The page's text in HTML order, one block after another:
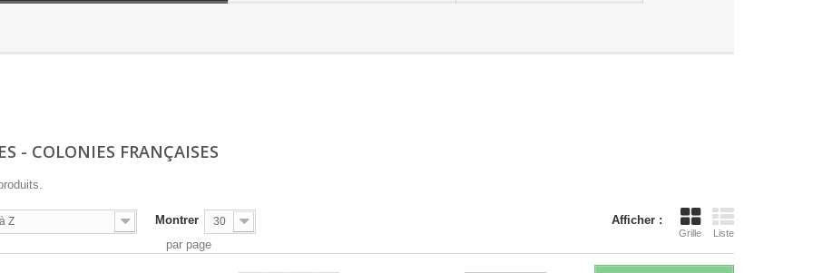
- COLONIES FRANÇAISES
Afficher :
Grille Liste
Z Montrer 30
par page